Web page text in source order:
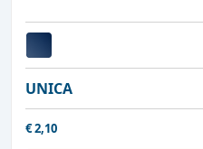
UNICA
€2,10